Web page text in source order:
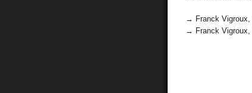
→ Franck Vigroux,
→ Franck Vigroux,